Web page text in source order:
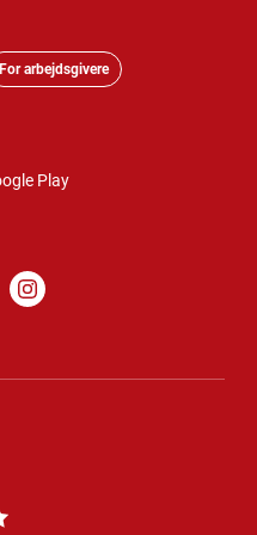
For arbejdsgivere